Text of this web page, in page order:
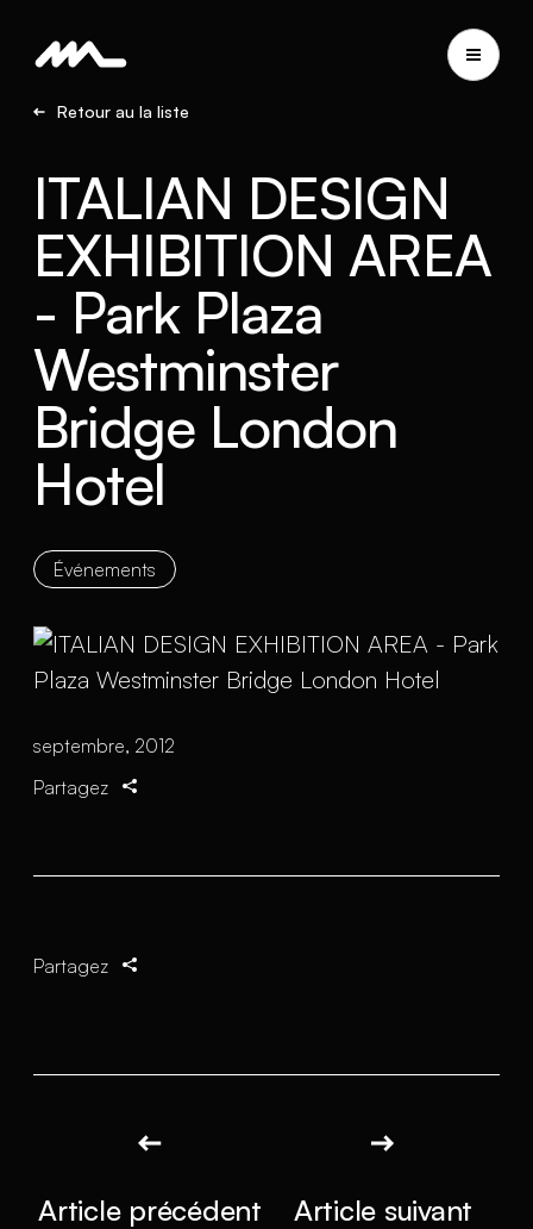
Retour au la liste
ITALIAN DESIGN
EXHIBITION AREA
- Park Plaza
Westminster
Bridge London
Hotel
Événements
septembre, 2012
Partagez
Partagez
Article précédent Article suivant